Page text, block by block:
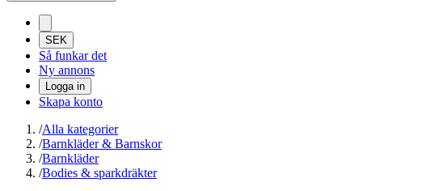
SEK
Så funkar det
Ny annons
Logga in
Skapa konto
/Alla kategorier
/Barnkläder & Barnskor
/Barnkläder
/Bodies & sparkdräkter